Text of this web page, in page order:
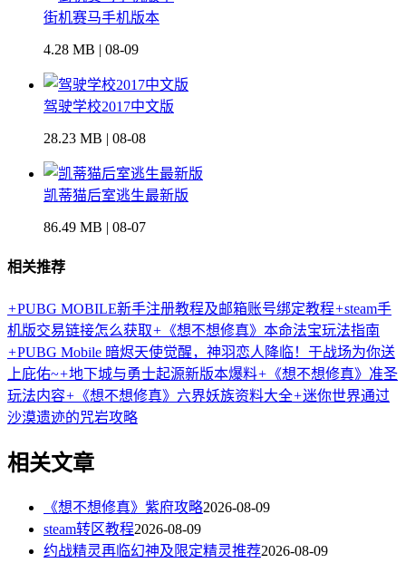
街机赛马手机版本
4.28 MB | 08-09
驾驶学校2017中文版
28.23 MB | 08-08
凯蒂猫后室逃生最新版
86.49 MB | 08-07
相关推荐
+PUBG MOBILE新手注册教程及邮箱账号绑定教程+steam手
机版交易链接怎么获取+ 《想不想修真》本命法宝玩法指南
+PUBG Mobile 暗烬天使觉醒，神羽恋人降临！于战场为你送
上庇佑~+地下城与勇士起源新版本爆料+ 《想不想修真》准圣
玩法内容+ 《想不想修真》六界妖族资料大全+迷你世界通过
沙漠遗迹的咒岩攻略
相关文章
《想不想修真》紫府攻略2026-08-09
steam转区教程2026-08-09
约战精灵再临幻神及限定精灵推荐2026-08-09